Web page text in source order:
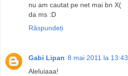
nu am cautat pe net mai bn X(
da ms :D
Răspundeți
Gabi Lipan 8 mai 2011 la 13:43
Aleluiaaa!